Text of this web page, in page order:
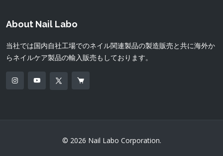
About Nail Labo
当社では国内自社工場でのネイル関連製品の製造販売と共に海外か
らネイルケア製品の輸入販売もしております。
© 2026 Nail Labo Corporation.